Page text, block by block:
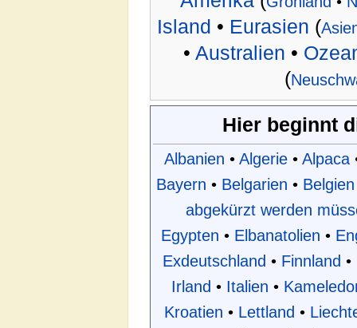
Island • Eurasien (
• Australien •
(
Hier beginnt
Albanien • Algerie • Alpaca
Bayern • Belgarien • Belgien
abgekürzt werden
Egypten • Elbanatolien •
Exdeutschland • Finnland •
Irland • Italien •
Kroatien • Lettland •